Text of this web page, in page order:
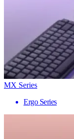
MX Series
Ergo Series